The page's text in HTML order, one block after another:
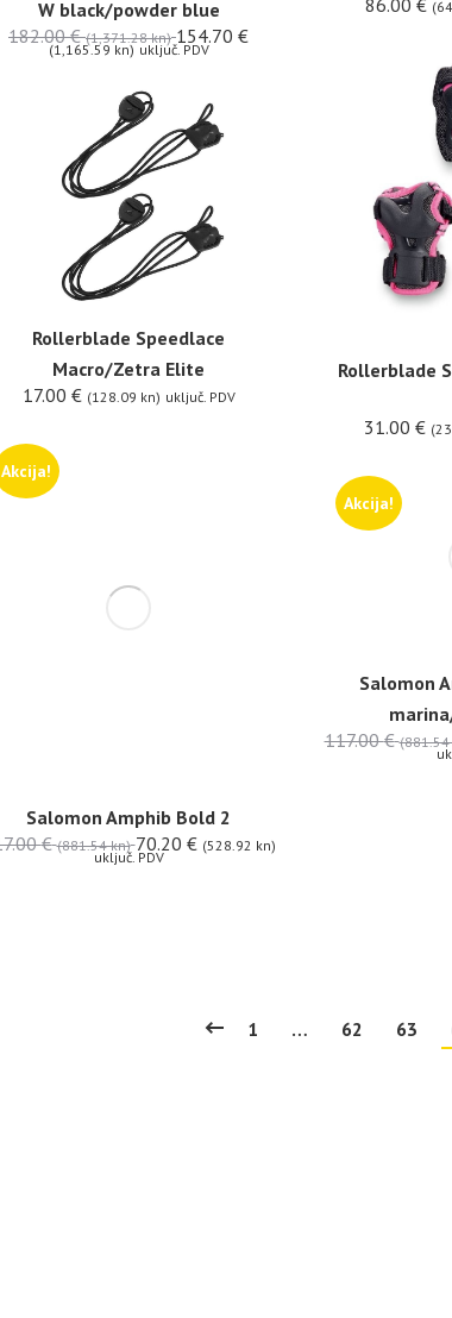
W black/powder blue
182.00€ (1,371.28 kn) 154.70 €
(1,165.59 kn) uključ. PDV
86.00 €
Rollerblade
31.00 €
Rollerblade Speedlace
Macro/Zetra Elite
17.00 € (128.09 kn) uključ. PDV
Akcija!
Salomon Amphib Bold 2
€ (881.54 kn) 70.20 € (528.92 kn)
uključ. PDV
Akcija!
Salomon
117.00€ (881.54
1 … 62 63